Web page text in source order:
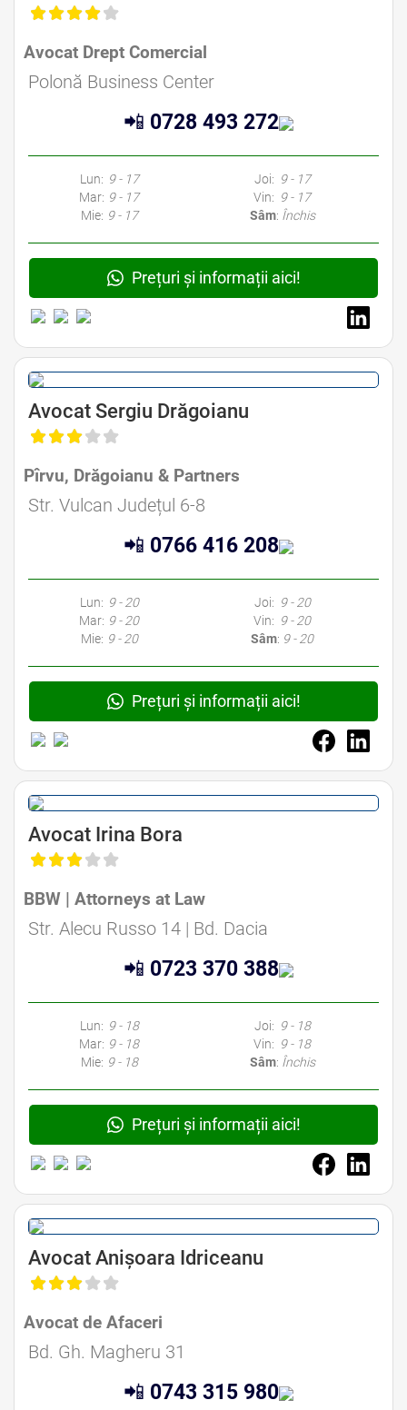
Avocat Drept Comercial
Polonă Business Center
📲 0728 493 272
Lun: 9 - 17
Mar: 9 - 17
Mie: 9 - 17
Joi: 9 - 17
Vin: 9 - 17
Sâm: Închis
Prețuri și informații aici!
Avocat Drept Comercial Bucuresti • Avocat Drept Societar Bucuresti • Avocat Dreptul Afacerilor Bucuresti • Avocat Drept
Avocat Sergiu Drăgoianu
Pîrvu, Drăgoianu & Partners
Str. Vulcan Județul 6-8
📲 0766 416 208
Lun: 9 - 20
Mar: 9 - 20
Mie: 9 - 20
Joi: 9 - 20
Vin: 9 - 20
Sâm: 9 - 20
Prețuri și informații aici!
Avocat Drept Comercial Bucuresti • Avocat Drept Societar Bucuresti • Avocat Dreptul Afacerilor Bucuresti • Avocat Drept
Avocat Irina Bora
BBW | Attorneys at Law
Str. Alecu Russo 14 | Bd. Dacia
📲 0723 370 388
Lun: 9 - 18
Mar: 9 - 18
Mie: 9 - 18
Joi: 9 - 18
Vin: 9 - 18
Sâm: Închis
Prețuri și informații aici!
Avocat Drept Comercial Bucuresti • Avocat Drept Societar Bucuresti • Avocat Dreptul Afacerilor Bucuresti • Avocat Drept
Avocat Anișoara Idriceanu
Avocat de Afaceri
Bd. Gh. Magheru 31
📲 0743 315 980